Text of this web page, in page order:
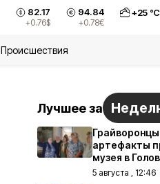
82.17
+0.76$
94.84
+0.78€
+25°С,
Происшествия
Лучшее за
Грайворонцы
артефакты
музея в
5 августа , 12:46